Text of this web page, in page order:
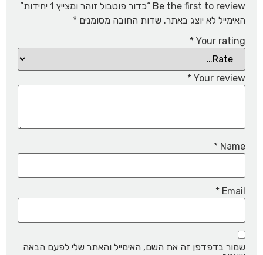
Be the first to review “כדור פוטבול זוהר ומצייץ 1 יחידות”
האימייל לא יוצג באתר. שדות החובה מסומנים *
Your rating
*
Your review
*
Name
*
Email
*
שמור בדפדפן זה את השם, האימייל והאתר שלי לפעם הבאה